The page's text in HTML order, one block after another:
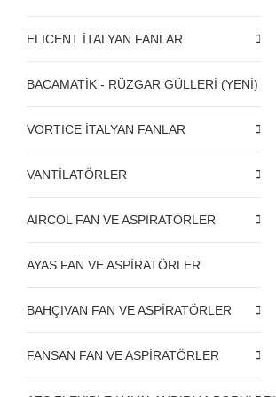
ELICENT İTALYAN FANLAR
BACAMATİK - RÜZGAR GÜLLERİ (YENİ)
VORTICE İTALYAN FANLAR
VANTİLATÖRLER
AIRCOL FAN VE ASPİRATÖRLER
AYAS FAN VE ASPİRATÖRLER
BAHÇIVAN FAN VE ASPİRATÖRLER
FANSAN FAN VE ASPİRATÖRLER